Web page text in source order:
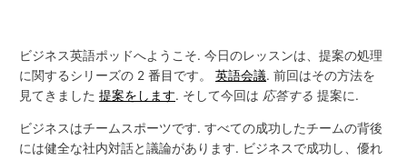
ビジネス英語ポッドへようこそ. 今日のレッスンは、提案の処理
に関するシリーズの 2 番目です。英語会議. 前回はその方法を
見てきました提案をします. そして今回は 応答する 提案に.
ビジネスはチームスポーツです. すべての成功したチームの背後
には健全な社内対話と議論があります. ビジネスで成功し、優れ